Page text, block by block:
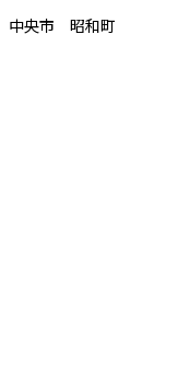
央市 昭和町